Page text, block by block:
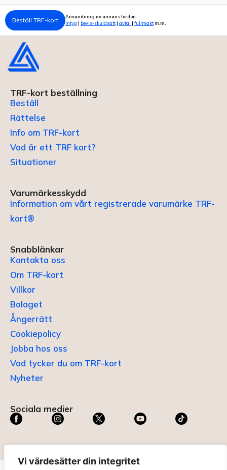
Vi värdesätter din integritet
Beställ TRF-kort
Användning av annans fordon
Intyg
bevis-skuldsatt avtal fullmaktm.m.
TRF-kort beställning
Beställ
Rättelse
Info om TRF-kort
Vad är ett TRF kort?
Situationer
Varumärkesskydd
Information om vårt registrerade varumärke TRF-
kort®
Snabblänkar
Kontakta oss
Om TRF-kort
Villkor
Bolaget
Ångerrätt
Cookiepolicy
Jobba hos oss
Vad tycker du om TRF-kort
Nyheter
Sociala medier